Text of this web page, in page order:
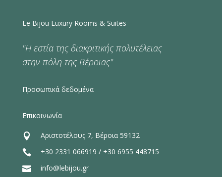
Le Bijou Luxury Rooms & Suites
"Η εστία της διακριτικής πολυτέλειας
στην πόλη της Βέροιας"
Προσωπικά δεδομένα
Επικοινωνία
 Αριστοτέλους 7, Βέροια 59132
 +30 2331 066919 / +30 6955 448715
 info@lebijou.gr